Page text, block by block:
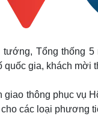
Tổng thống
quốc gia, khách mời
giao thông phục vụ
các loại phương